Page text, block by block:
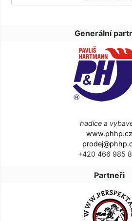
Generální
hadice a
www.phhp.cz
+420 466 985
Partneři